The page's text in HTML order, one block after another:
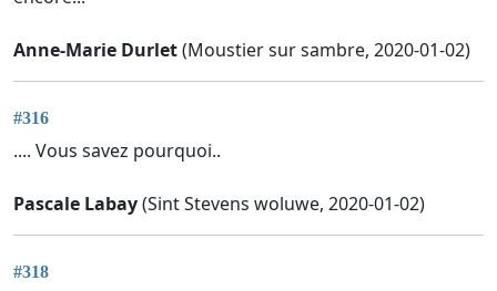
Anne-Marie Durlet(Moustier sur sambre, 2020-01-02)
#316
.... Vous savez pourquoi..
Pascale Labay(Sint Stevens woluwe, 2020-01-02)
#318